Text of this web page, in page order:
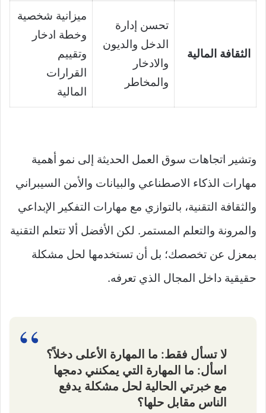
الثقافة المالية
تحسن إدارة
الدخل والديون
والادخار
والمخاطر
ميزانية شخصية
وخطة ادخار
وتقييم
القرارات
المالية
وتشير اتجاهات سوق العمل الحديثة إلى نمو أهمية
مهارات الذكاء الاصطناعي والبيانات والأمن السيبراني
والثقافة التقنية، بالتوازي مع مهارات التفكير الإبداعي
والمرونة والتعلم المستمر. لكن الأفضل ألا تتعلم التقنية
بمعزل عن تخصصك؛ بل أن تستخدمها لحل مشكلة
حقيقية داخل المجال الذي تعرفه.
لا تسأل فقط: ما المهارة الأعلى دخلاً؟
اسأل: ما المهارة التي يمكنني دمجها
مع خبرتي الحالية لحل مشكلة يدفع
الناس مقابل حلها؟